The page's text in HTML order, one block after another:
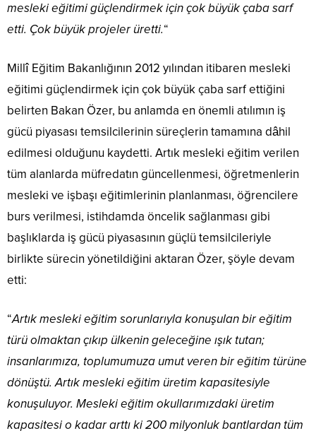
mesleki eğitimi güçlendirmek için çok büyük çaba sarf
etti. Çok büyük projeler üretti.“
Millî Eğitim Bakanlığının 2012 yılından itibaren mesleki
eğitimi güçlendirmek için çok büyük çaba sarf ettiğini
belirten Bakan Özer, bu anlamda en önemli atılımın iş
gücü piyasası temsilcilerinin süreçlerin tamamına dâhil
edilmesi olduğunu kaydetti. Artık mesleki eğitim verilen
tüm alanlarda müfredatın güncellenmesi, öğretmenlerin
mesleki ve işbaşı eğitimlerinin planlanması, öğrencilere
burs verilmesi, istihdamda öncelik sağlanması gibi
başlıklarda iş gücü piyasasının güçlü temsilcileriyle
birlikte sürecin yönetildiğini aktaran Özer, şöyle devam
etti:
“Artık mesleki eğitim sorunlarıyla konuşulan bir eğitim
türü olmaktan çıkıp ülkenin geleceğine ışık tutan;
insanlarımıza, toplumumuza umut veren bir eğitim türüne
dönüştü. Artık mesleki eğitim üretim kapasitesiyle
konuşuluyor. Mesleki eğitim okullarımızdaki üretim
kapasitesi o kadar arttı ki 200 milyonluk bantlardan tüm